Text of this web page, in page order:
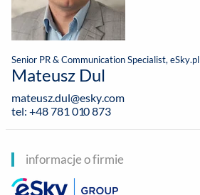
Senior PR & Communication Specialist, eSky.pl
Mateusz Dul
mateusz.dul@esky.com
tel: +48 781 010 873
informacje o firmie